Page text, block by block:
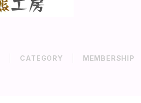
CATEGORY MEMBERSHIP